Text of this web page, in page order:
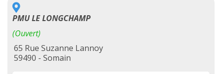
PMU LE LONGCHAMP
(Ouvert)
65 Rue Suzanne Lannoy
59490 - Somain